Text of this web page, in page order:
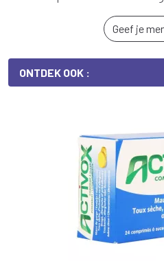
Geef je
ONTDEK OOK :